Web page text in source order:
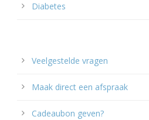
Diabetes
Veelgestelde vragen
Maak direct een afspraak
Cadeaubon geven?